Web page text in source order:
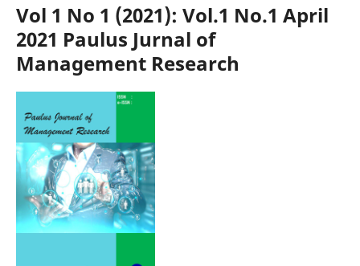
Vol 1 No 1 (2021): Vol.1 No.1 April
2021 Paulus Jurnal of
Management Research